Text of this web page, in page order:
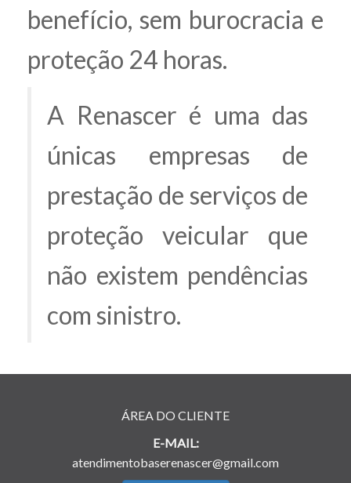
benefício, sem burocracia e
proteção 24 horas.
A Renascer é uma das
únicas empresas de
prestação de serviços de
proteção veicular que
não existem pendências
com sinistro.
ÁREA DO CLIENTE
E-MAIL:
atendimentobaserenascer@gmail.com